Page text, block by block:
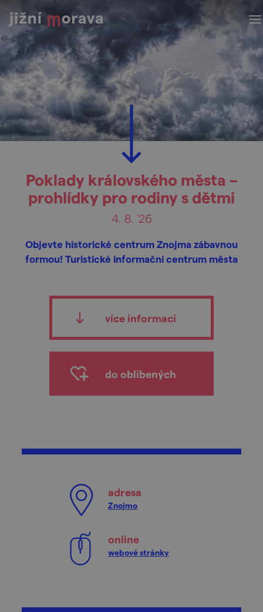
Poklady královského města –
prohlídky pro rodiny s dětmi
4. 8. '26
Objevte historické centrum Znojma zábavnou
formou! Turistické informační centrum města
více informací
do oblíbených
adresa
Znojmo
online
webové stránky